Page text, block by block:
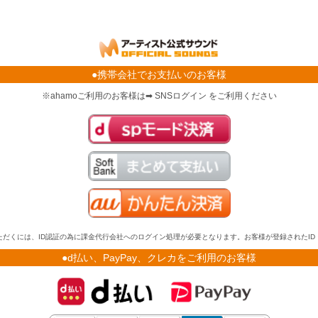
●携帯会社でお支払いのお客様
※ahamoご利用のお客様は➡ SNSログイン をご利用ください
くには、ID認証の為に課金代行会社へのログイン処理が必要となります。お客様が登録されたID
●d払い、PayPay、クレカをご利用のお客様